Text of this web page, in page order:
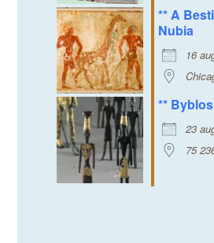
** A
Nubia
16
**
23
75